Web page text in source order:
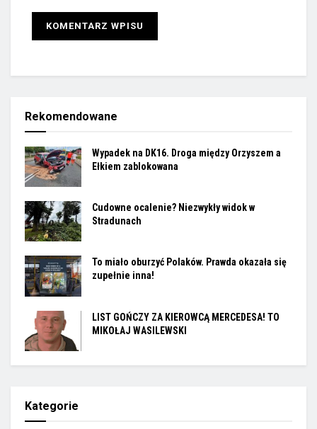
Rekomendowane
Wypadek na DK16. Droga między Orzyszem a
Ełkiem zablokowana
Cudowne ocalenie? Niezwykły widok w
Stradunach
To miało oburzyć Polaków. Prawda okazała się
zupełnie inna!
LIST GOŃCZY ZA KIEROWCĄ MERCEDESA! TO
MIKOŁAJ WASILEWSKI
Kategorie